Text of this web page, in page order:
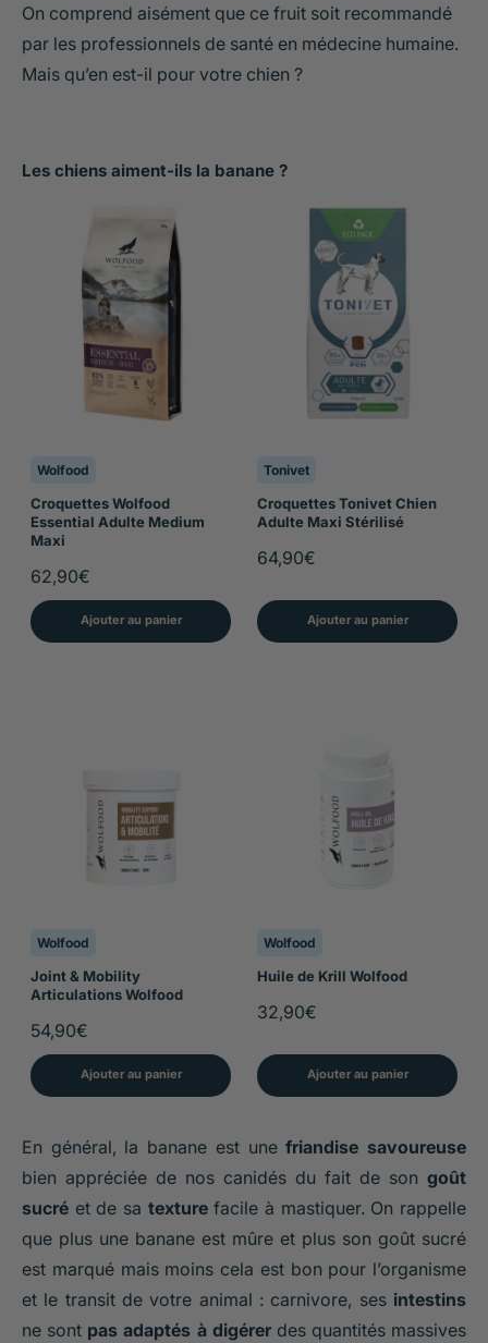
On comprend aisément que ce fruit soit recommandé
par les professionnels de santé en médecine humaine.
Mais qu’en est-il pour votre chien ?
Les chiens aiment-ils la banane ?
Wolfood
Croquettes Wolfood
Essential Adulte Medium
Maxi
62,90€
Ajouter au panier
Tonivet
Croquettes Tonivet Chien
Adulte Maxi Stérilisé
64,90€
Ajouter au panier
Wolfood
Joint & Mobility
Articulations Wolfood
54,90€
Ajouter au panier
Wolfood
Huile de Krill Wolfood
32,90€
Ajouter au panier
En général, la banane est unefriandise savoureuse
bien appréciée de nos canidés du fait de son goût
sucré et de sa texturefacile à mastiquer. On rappelle
que plus une banane est mûre et plus son goût sucré
est marqué mais moins cela est bon pour l’organisme
et le transit de votre animal : carnivore, ses intestins
ne sont pas adaptés à digérerdes quantités massives